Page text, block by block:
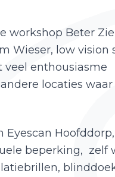
workshop Beter
Wieser, low vision
veel enthousiasme
locaties
Eyescan Hoofddorp,
beperking, zelf